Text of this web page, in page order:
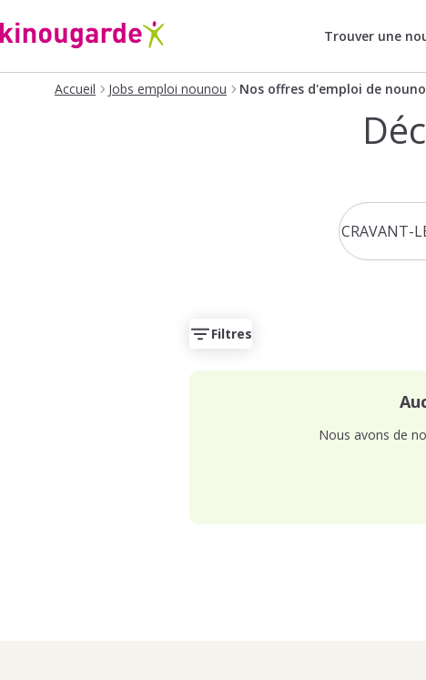
Trouver une
Accueil Jobs emploi nounou Nos offres d'emploi de
Filtres
Nous avons de